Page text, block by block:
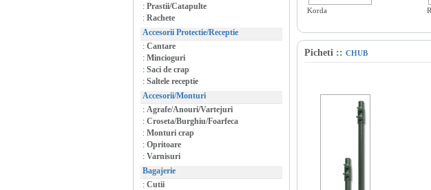
: Prastii/Catapulte
: Rachete
Accesorii Protectie/Receptie
: Cantare
: Mincioguri
: Saci de crap
: Saltele receptie
Accesorii/Monturi
: Agrafe/Anouri/Vartejuri
: Croseta/Burghiu/Foarfeca
: Monturi crap
: Opritoare
: Varnisuri
Bagajerie
: Cutii
Korda
Picheti :: CHUB